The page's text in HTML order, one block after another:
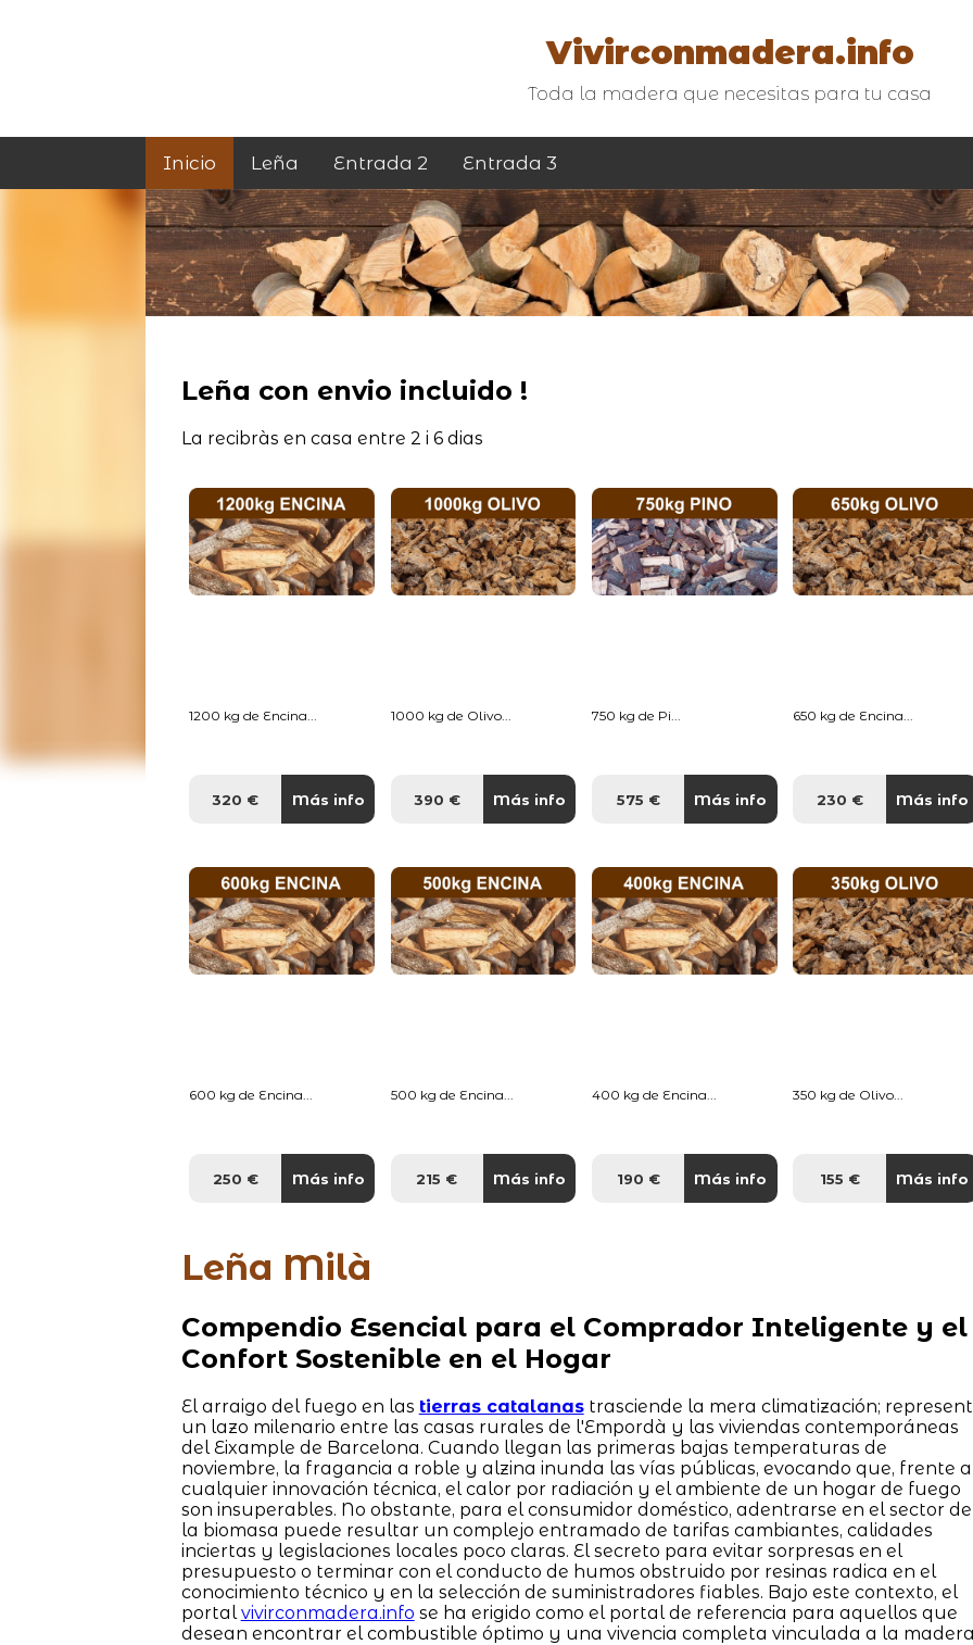
Vivirconmadera.info
Toda la madera que necesitas para tu casa
Inicio Leña Entrada 2 Entrada 3
Leña con envio incluido !
La recibràs en casa entre 2 i 6 dias
1200 kg de Encina...
320 € Más info
1000 kg de Olivo...
390 € Más info
750 kg de Pi...
575 € Más info
650 kg de Encina...
230 € Más info
600 kg de Encina...
250 € Más info
500 kg de Encina...
215 € Más info
400 kg de Encina...
190 € Más info
350 kg de Olivo...
155 € Más info
Leña Milà
Compendio Esencial para el Comprador Inteligente y el
Confort Sostenible en el Hogar
El arraigo del fuego en las tierras catalanastrasciende la mera climatización;
un lazo milenario entre las casas rurales de l'Empordà y las viviendas contemporáneas
del Eixample de Barcelona. Cuando llegan las primeras bajas temperaturas de
noviembre, la fragancia a roble y alzina inunda las vías públicas, evocando que, frente a
cualquier innovación técnica, el calor por radiación y el ambiente de un hogar de fuego
son insuperables. No obstante, para el consumidor doméstico, adentrarse en el sector de
la biomasa puede resultar un complejo entramado de tarifas cambiantes, calidades
inciertas y legislaciones locales poco claras. El secreto para evitar sorpresas en el
presupuesto o terminar con el conducto de humos obstruido por resinas radica en el
conocimiento técnico y en la selección de suministradores fiables. Bajo este contexto, el
portalvivirconmadera.info se ha erigido como el portal de referencia para aquellos que
desean encontrar el combustible óptimo y una vivencia completa vinculada a la